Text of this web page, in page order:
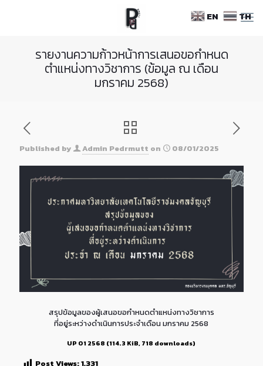
รายงานความก้าวหน้าการเสนอขอกำหนด
ตำแหน่งทางวิชาการ (ข้อมูล ณ เดือน
มกราคม 2568)
Published by Admin Pedrmutt on 08/01/2025
สรุปข้อมูลของผู้เสนอขอกำหนดตำแหน่งทางวิชาการ
ที่อยู่ระหว่างดำเนินการประจำเดือน มกราคม 2568
UP 01 2568 (114.3 KiB, 718 downloads)
Post Views:1,331
EN TH